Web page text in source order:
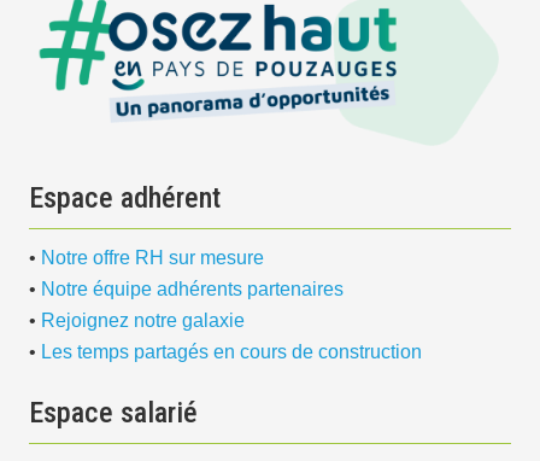
Espace adhérent
• Notre offre RH sur mesure
• Notre équipe adhérents partenaires
• Rejoignez notre galaxie
• Les temps partagés en cours de construction
Espace salarié